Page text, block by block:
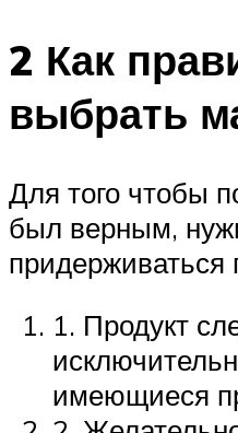
2 Как
выбрать
Для того чтобы
был верным,
придерживаться
1. Продукт
имеющиеся